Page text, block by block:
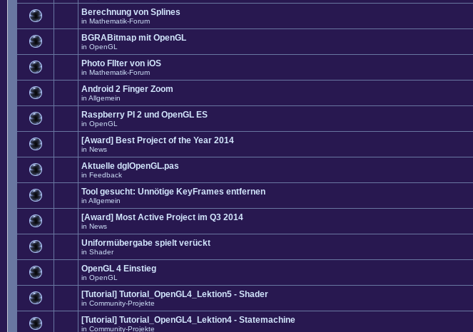
Berechnung von Splines
in Mathematik-Forum
BGRABitmap mit OpenGL
in OpenGL
Photo FIlter von iOS
in Mathematik-Forum
Android 2 Finger Zoom
in Allgemein
Raspberry PI 2 und OpenGL ES
in OpenGL
[Award] Best Project of the Year 2014
in News
Aktuelle dglOpenGL.pas
in Feedback
Tool gesucht: Unnötige KeyFrames entfernen
in Allgemein
[Award] Most Active Project im Q3 2014
in News
Uniformübergabe spielt verückt
in Shader
OpenGL 4 Einstieg
in OpenGL
[Tutorial] Tutorial_OpenGL4_Lektion5 - Shader
in Community-Projekte
[Tutorial] Tutorial_OpenGL4_Lektion4 - Statemachine
in Community-Projekte